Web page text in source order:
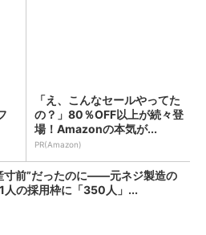
「え、こんなセールやってた
の？」80％OFF以上が続々登
場！Amazonの本気が...
PR(Amazon)
寸前”だったのに――元ネジ製造の
人の採用枠に「350人」...